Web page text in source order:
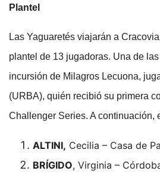
Plantel
Las Yaguaretés viajarán a
plantel de 13 jugadoras. Una de
incursión de Milagros Lecuona,
(URBA), quién recibió su primera
Challenger Series. A continuación,
ALTINI, Cecilia – Casa de
BRÍGIDO, Virginia –